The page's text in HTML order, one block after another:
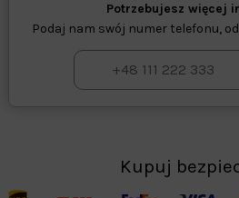
Potrzebujesz więcej
Podaj nam swój numer telefonu,
Kupuj